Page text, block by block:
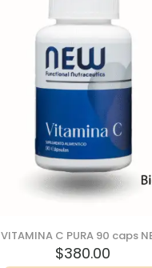
VITAMINA C PURA 90 caps
$380.00